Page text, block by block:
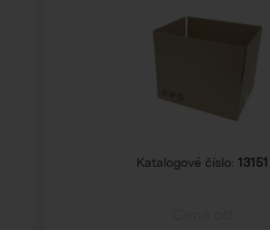
Katalogové číslo: 13151